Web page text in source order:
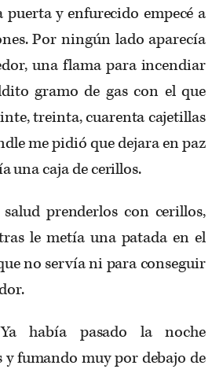
puerta y enfurecido empecé a
Por ningún lado aparecía
una flama para incendiar
gramo de gas con el que
treinta, cuarenta cajetillas
me pidió que dejara en paz
una caja de cerillos.
prenderlos con cerillos,
le metía una patada en el
no servía ni para conseguir
había pasado la noche
fumando muy por debajo de